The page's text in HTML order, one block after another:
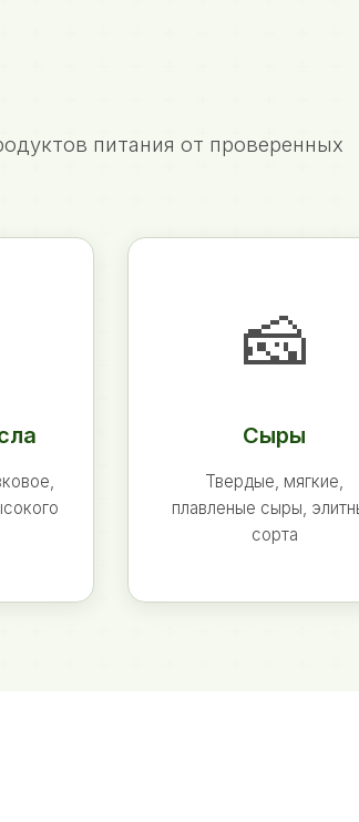
питания от проверенных
🧀
Сыры
Твердые, мягкие,
плавленые сыры,
сорта